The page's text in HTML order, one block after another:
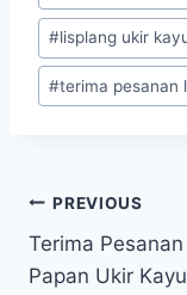
#lisplang ukir
#terima pesanan
PREVIOUS
Terima
Papan Ukir